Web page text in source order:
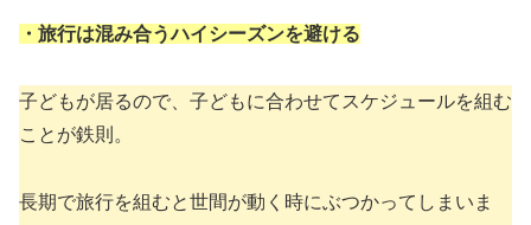
・旅行は混み合うハイシーズンを避ける
子どもが居るので、子どもに合わせてスケジュールを組む
ことが鉄則。
長期で旅行を組むと世間が動く時にぶつかってしまいま